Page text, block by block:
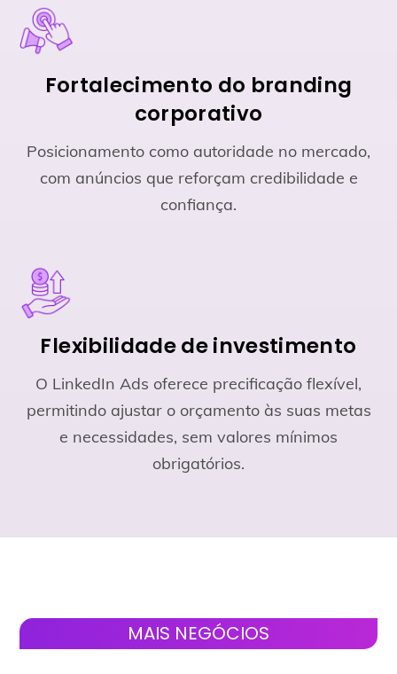
Fortalecimento do branding
corporativo
Posicionamento como autoridade no mercado,
com anúncios que reforçam credibilidade e
confiança.
Flexibilidade de investimento
O LinkedIn Ads oferece precificação flexível,
permitindo ajustar o orçamento às suas metas
e necessidades, sem valores mínimos
obrigatórios.
MAIS NEGÓCIOS